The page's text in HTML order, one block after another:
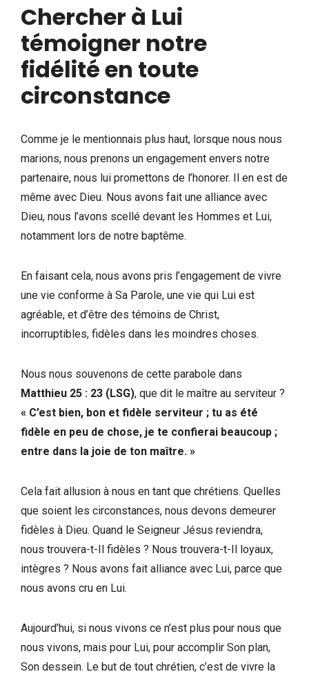
Chercher à Lui
témoigner notre
fidélité en toute
circonstance
Comme je le mentionnais plus haut, lorsque nous nous
marions, nous prenons un engagement envers notre
partenaire, nous lui promettons de l’honorer. Il en est de
même avec Dieu. Nous avons fait une alliance avec
Dieu, nous l’avons scellé devant les Hommes et Lui,
notamment lors de notre baptême.
En faisant cela, nous avons pris l’engagement de vivre
une vie conforme à Sa Parole, une vie qui Lui est
agréable, et d’être des témoins de Christ,
incorruptibles, fidèles dans les moindres choses.
Nous nous souvenons de cette parabole dans
Matthieu 25 : 23 (LSG), que dit le maître au serviteur ?
« C’est bien, bon et fidèle serviteur ; tu as été
fidèle en peu de chose, je te confierai beaucoup ;
entre dans la joie de ton maître. »
Cela fait allusion à nous en tant que chrétiens. Quelles
que soient les circonstances, nous devons demeurer
fidèles à Dieu. Quand le Seigneur Jésus reviendra,
nous trouvera-t-Il fidèles ? Nous trouvera-t-Il loyaux,
intègres ? Nous avons fait alliance avec Lui, parce que
nous avons cru en Lui.
Aujourd’hui, si nous vivons ce n’est plus pour nous que
nous vivons, mais pour Lui, pour accomplir Son plan,
Son dessein. Le but de tout chrétien, c’est de vivre la